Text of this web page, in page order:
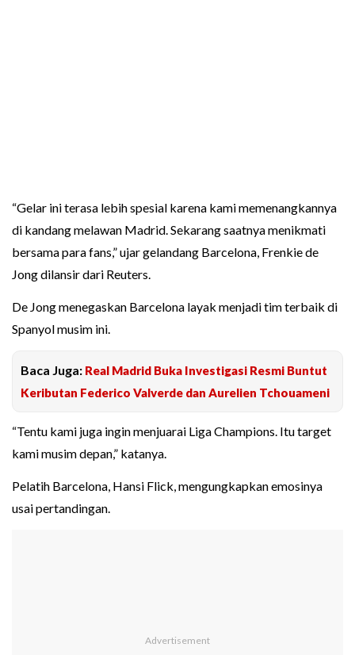
“Gelar ini terasa lebih spesial karena kami memenangkannya
di kandang melawan Madrid. Sekarang saatnya menikmati
bersama para fans,” ujar gelandang Barcelona, Frenkie de
Jong dilansir dari Reuters.
De Jong menegaskan Barcelona layak menjadi tim terbaik di
Spanyol musim ini.
Baca Juga: Real Madrid Buka Investigasi Resmi Buntut
Keributan Federico Valverde dan Aurelien Tchouameni
“Tentu kami juga ingin menjuarai Liga Champions. Itu target
kami musim depan,” katanya.
Pelatih Barcelona, Hansi Flick, mengungkapkan emosinya
usai pertandingan.